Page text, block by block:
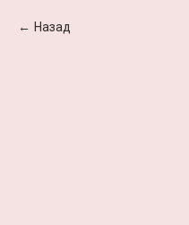
Назад